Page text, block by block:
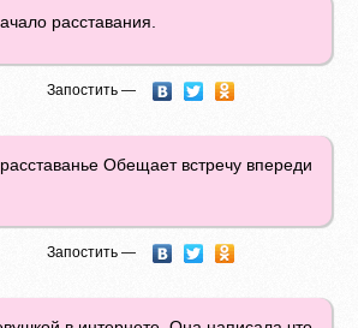
расставания.
Запостить —
Обещает встречу впереди
Запостить —